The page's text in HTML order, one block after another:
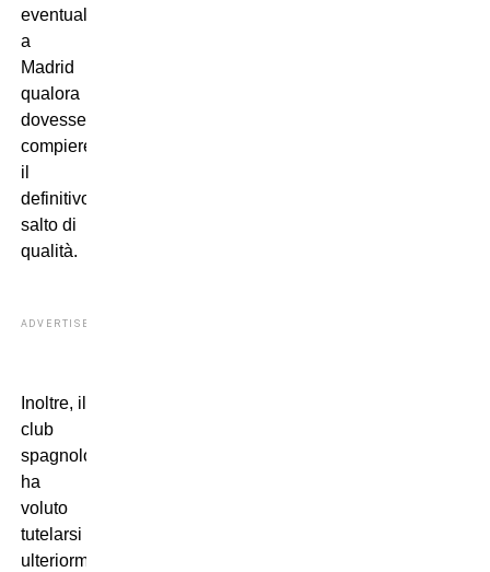
eventualmente
a
Madrid
qualora
dovesse
compiere
il
definitivo
salto di
qualità.
ADVERTISEMENT
Inoltre, il
club
spagnolo
ha
voluto
tutelarsi
ulteriormente